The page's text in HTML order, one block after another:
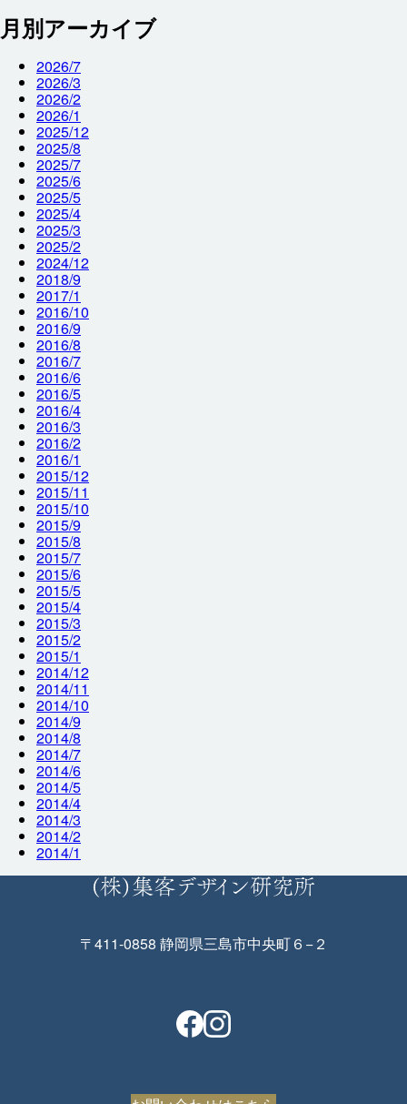
月別アーカイブ
2026/7
2026/3
2026/2
2026/1
2025/12
2025/8
2025/7
2025/6
2025/5
2025/4
2025/3
2025/2
2024/12
2018/9
2017/1
2016/10
2016/9
2016/8
2016/7
2016/6
2016/5
2016/4
2016/3
2016/2
2016/1
2015/12
2015/11
2015/10
2015/9
2015/8
2015/7
2015/6
2015/5
2015/4
2015/3
2015/2
2015/1
2014/12
2014/11
2014/10
2014/9
2014/8
2014/7
2014/6
2014/5
2014/4
2014/3
2014/2
2014/1
〒411-0858 静岡県三島市中央町６−２